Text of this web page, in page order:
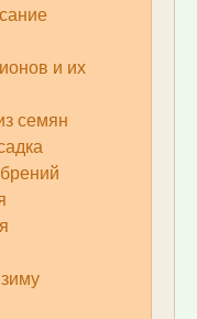
и их
семян